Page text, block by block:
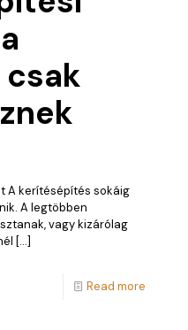
A kerítésépítés sokáig
A legtöbben
vagy kizárólag
[…]
Read more